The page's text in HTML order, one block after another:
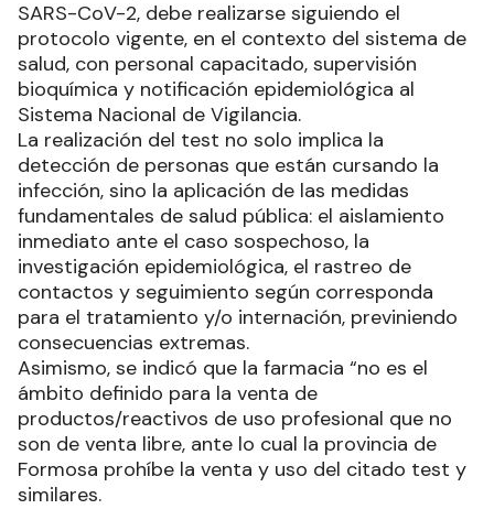
SARS-CoV-2, debe realizarse siguiendo el
protocolo vigente, en el contexto del sistema de
salud, con personal capacitado, supervisión
bioquímica y notificación epidemiológica al
Sistema Nacional de Vigilancia.
La realización del test no solo implica la
detección de personas que están cursando la
infección, sino la aplicación de las medidas
fundamentales de salud pública: el aislamiento
inmediato ante el caso sospechoso, la
investigación epidemiológica, el rastreo de
contactos y seguimiento según corresponda
para el tratamiento y/o internación, previniendo
consecuencias extremas.
Asimismo, se indicó que la farmacia “no es el
ámbito definido para la venta de
productos/reactivos de uso profesional que no
son de venta libre, ante lo cual la provincia de
Formosa prohíbe la venta y uso del citado test y
similares.